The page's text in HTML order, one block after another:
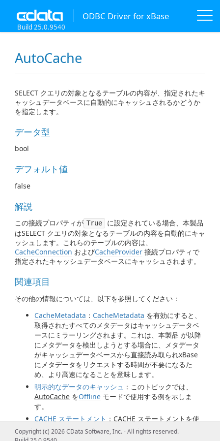
ODBC Driver for xBase
Build 25.0.9540
AutoCache
SELECT クエリの対象となるテーブルの内容が、指定されたキ
ャッシュデータベースに自動的にキャッシュされるかどうか
を指定します。
データ型
bool
デフォルト値
false
解説
この接続プロパティが True
に設定されている場合、本製品
はSELECT クエリの対象となるテーブルの内容を自動的にキャ
ッシュします。これらのテーブルの内容は、
CacheConnection およびCacheProvider 接続プロパティで
指定されたキャッシュデータベースにキャッシュされます。
関連項目
その他の情報については、以下を参照してください：
CacheMetadata ： CacheMetadata を有効にすると、
取得されたすべてのメタデータはキャッシュデータベ
ースにミラーリングされます。これは、本製品 が以降
にメタデータを検出しようとする場合に、メタデータ
がキャッシュデータベースから直接読み取られxBase
にメタデータをリクエストする時間が不要になるた
め、より高速になることを意味します。
明示的なデータのキャッシュ ：このトピックでは、
AutoCache をOffline モードで使用する例を示しま
す。
CACHE ステートメント ：CACHE ステートメントを使
用して、SELECT クエリの対象となる任意のテーブルの
内容を明示的にキャッシュできます。
Copyright (c) 2026 CData Software, Inc. - All rights reserved.